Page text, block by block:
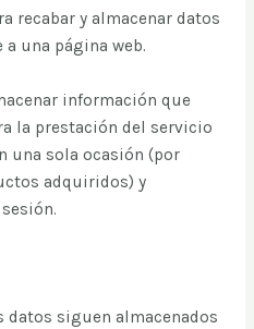
recabar y almacenar datos
una página web.
información que
la prestación del servicio
una sola ocasión (por
adquiridos) y
datos siguen almacenados